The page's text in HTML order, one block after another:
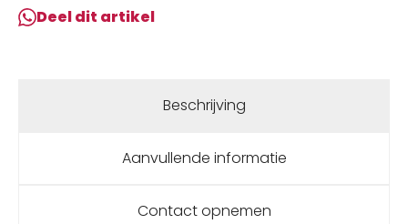
Deel dit artikel
Beschrijving
Aanvullende informatie
Contact opnemen